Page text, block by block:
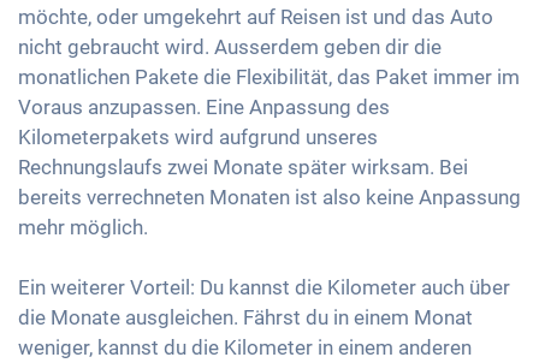
möchte, oder umgekehrt auf Reisen ist und das Auto
nicht gebraucht wird. Ausserdem geben dir die
monatlichen Pakete die Flexibilität, das Paket immer im
Voraus anzupassen. Eine Anpassung des
Kilometerpakets wird aufgrund unseres
Rechnungslaufs zwei Monate später wirksam. Bei
bereits verrechneten Monaten ist also keine Anpassung
mehr möglich.
Ein weiterer Vorteil: Du kannst die Kilometer auch über
die Monate ausgleichen. Fährst du in einem Monat
weniger, kannst du die Kilometer in einem anderen